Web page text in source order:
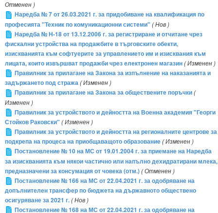
Отменен )
Наредба № 7 от 26.03.2021 г. за придобиване на квалификация по
професията "Техник по комуникационни системи" ( Нов )
Наредба № Н-18 от 13.12.2006 г. за регистриране и отчитане чрез
фискални устройства на продажбите в търговските обекти,
изискванията към софтуерите за управлението им и изисквания към
лицата, които извършват продажби чрез електронен магазин( Изменен )
Правилник за прилагане на Закона за изпълнение на наказанията и
задържането под стража( Изменен )
Правилник за прилагане на Закона за обществените поръчки(
Изменен )
Правилник за устройството и дейността на Военна академия "Георги
Стойков Раковски" ( Изменен )
Правилник за устройството и дейността на регионалните центрове за
подкрепа на процеса на приобщаващото образование( Изменен )
Постановление № 10 на МС от 19.01.2004 г. за приемане на Наредба
за изискванията към някои частично или напълно дехидратирани млека,
предназначени за консумация от човека (отм.)( Отменен )
Постановление № 166 на МС от 22.04.2021 г. за одобряване на
допълнителен трансфер по бюджета на държавното обществено
осигуряване за 2021 г.( Нов )
Постановление № 168 на МС от 22.04.2021 г. за одобряване на